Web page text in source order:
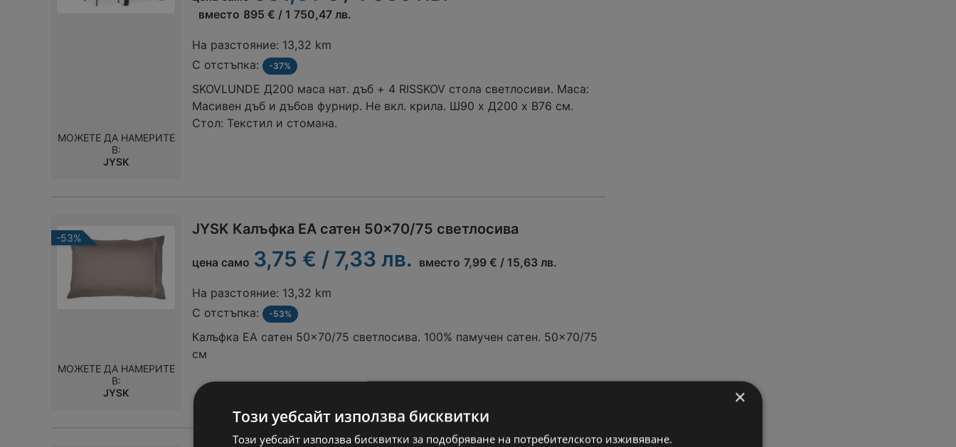
вместо 895 € / 1 750,47 лв.
На разстояние: 13,32 km
С отстъпка:
-37%
SKOVLUNDE Д200 маса нат. дъб + 4 RISSKOV стола светлосиви. Маса:
Масивен дъб и дъбов фурнир. Не вкл. крила. Ш90 x Д200 x В76 см.
Стол: Текстил и стомана.
МОЖЕТЕ ДА НАМЕРИТЕ
В:
JYSK
-53%
JYSK Калъфка EA сатен 50x70/75 светлосива
цена само 3,75 € / 7,33 лв. вместо 7,99 € / 15,63 лв.
На разстояние: 13,32 km
С отстъпка:
-53%
Калъфка EA сатен 50x70/75 светлосива. 100% памучен сатен. 50x70/75
см
МОЖЕТЕ ДА НАМЕРИТЕ
В:
JYSK
×
Този уебсайт използва бисквитки
Този уебсайт използва бисквитки за подобряване на потребителското изживяване.